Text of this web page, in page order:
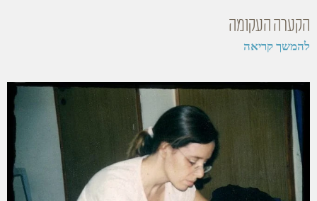
הקערה העקומה
להמשך קריאה